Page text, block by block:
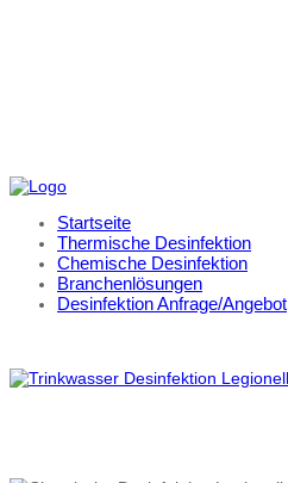
Startseite
Thermische Desinfektion
Chemische Desinfektion
Branchenlösungen
Desinfektion Anfrage/Angebot